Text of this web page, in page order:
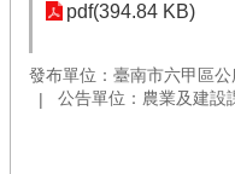
pdf(394.84 KB)
發布單位：臺南市六甲區公
公告單位：農業及建設